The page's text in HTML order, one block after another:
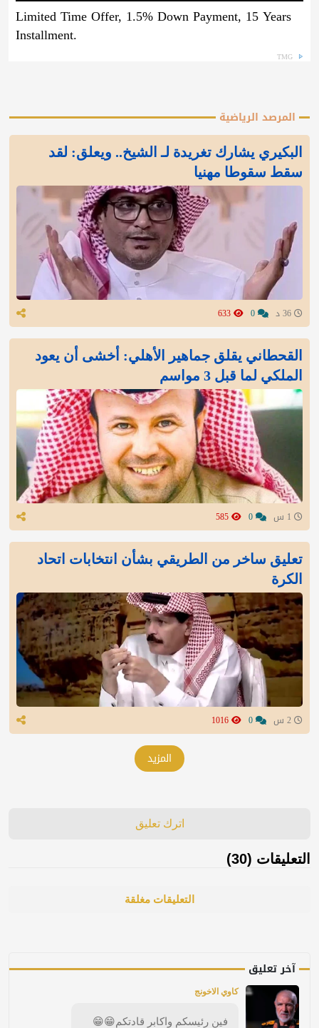
Limited Time Offer, 1.5% Down Payment, 15 Years
Installment.
TMG
المرصد الرياضية
البكيري يشارك تغريدة لـ الشيخ.. ويعلق: لقد
سقط سقوطا مهنيا
القحطاني يقلق جماهير الأهلي: أخشى أن يعود
الملكي لما قبل 3 مواسم
تعليق ساخر من الطريقي بشأن انتخابات اتحاد
الكرة
المزيد
اترك تعليق
التعليقات (30)
التعليقات مغلقة
آخر تعليق
كاوي الاخونج
فين رئيسكم واكابر قادتكم😁😁